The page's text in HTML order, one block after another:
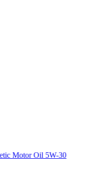
Motor Oil 5W-30